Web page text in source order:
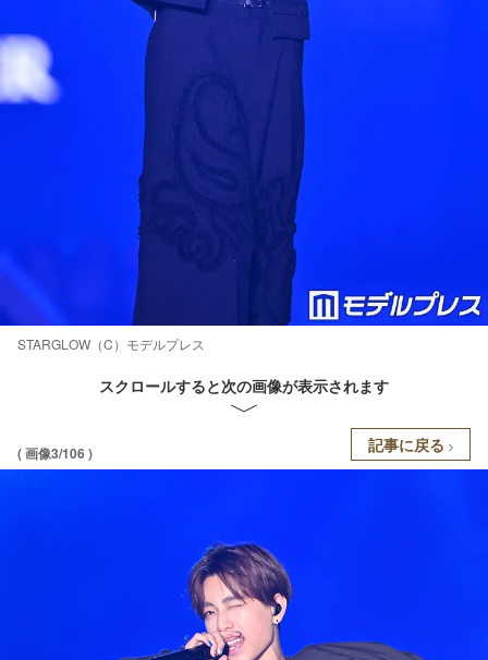
STARGLOW（C）モデルプレス
スクロールすると次の画像が表示されます
( 画像3/106 ) 記事に戻る